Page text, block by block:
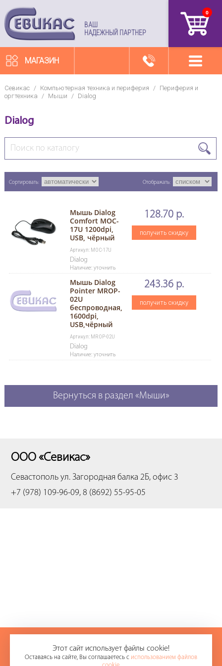
ВАШ
НАДЕЖНЫЙ ПАРТНЕР
0
МАГАЗИН
Севикас / Компьютерная техника и периферия /
Периферия и
оргтехника / Мыши / Dialog
Dialog
Сортировать: Отображать:
Мышь Dialog
Comfort MOC-
17U 1200dpi,
USB, чёрный
Артикул: MOC-17U
Dialog
Наличие: уточнить
128.70 р.
получить скидку
Мышь Dialog
Pointer MROP-
02U
беспроводная,
1600dpi,
USB,чёрный
Артикул: MROP-02U
Dialog
Наличие: уточнить
243.36 р.
получить скидку
Вернуться в раздел «Мыши»
ООО «Севикас»
Севастополь ул. Загородная балка 2Б, офис 3
+7 (978) 109-96-09, 8 (8692) 55-95-05
+7 (978) 109-96-09
8 (8692) 55-95-05
Этот сайт использует файлы cookie!
Оставаясь на сайте, Вы соглашаетесь с использованием файлов